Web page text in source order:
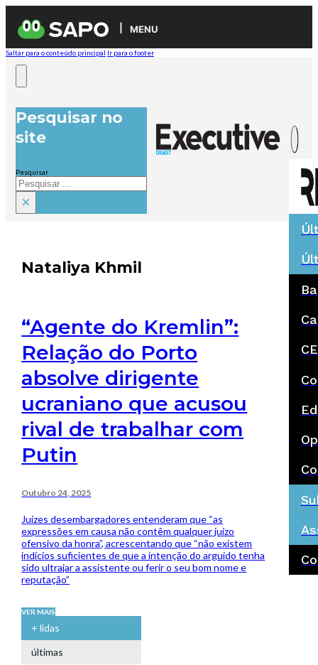
MENU
Saltar para o conteúdo principal Ir para o footer
Pesquisar no
site
Pesquisar
×
Nataliya Khmil
“Agente do Kremlin”:
Relação do Porto
absolve dirigente
ucraniano que acusou
rival de trabalhar com
Putin
Outubro 24, 2025
Juízes desembargadores entenderam que “as
expressões em causa não contêm qualquer juízo
ofensivo da honra”, acrescentando que “não existem
indícios suficientes de que a intenção do arguido tenha
sido ultrajar a assistente ou ferir o seu bom nome e
reputação”
VER MAIS
+ lidas
últimas